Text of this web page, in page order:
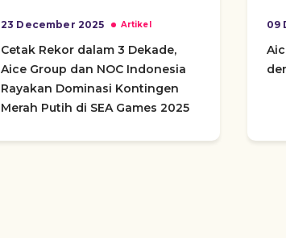
23 December 2025 Artikel
Cetak Rekor dalam 3 Dekade,
Aice Group dan NOC Indonesia
Rayakan Dominasi Kontingen
Merah Putih di SEA Games 2025
09